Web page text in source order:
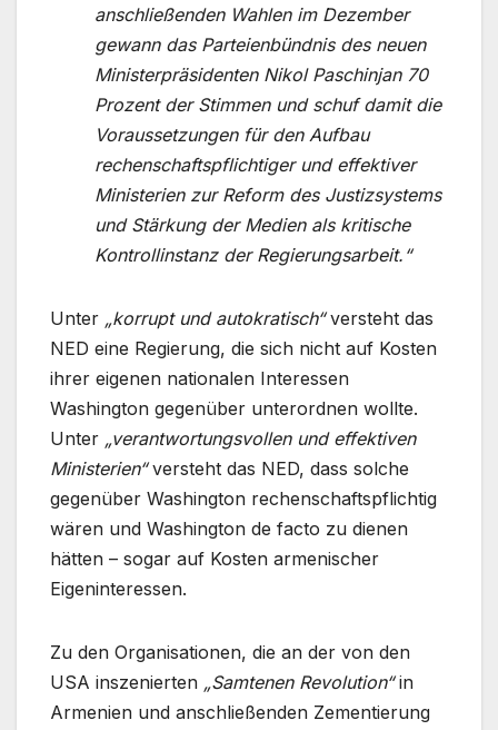
anschließenden Wahlen im Dezember
gewann das Parteienbündnis des neuen
Ministerpräsidenten Nikol Paschinjan 70
Prozent der Stimmen und schuf damit die
Voraussetzungen für den Aufbau
rechenschaftspflichtiger und effektiver
Ministerien zur Reform des Justizsystems
und Stärkung der Medien als kritische
Kontrollinstanz der Regierungsarbeit.“
Unter „korrupt und autokratisch“versteht das
NED eine Regierung, die sich nicht auf Kosten
ihrer eigenen nationalen Interessen
Washington gegenüber unterordnen wollte.
Unter „verantwortungsvollen und effektiven
Ministerien“versteht das NED, dass solche
gegenüber Washington rechenschaftspflichtig
wären und Washington de facto zu dienen
hätten – sogar auf Kosten armenischer
Eigeninteressen.
Zu den Organisationen, die an der von den
USA inszenierten „Samtenen Revolution“in
Armenien und anschließenden Zementierung